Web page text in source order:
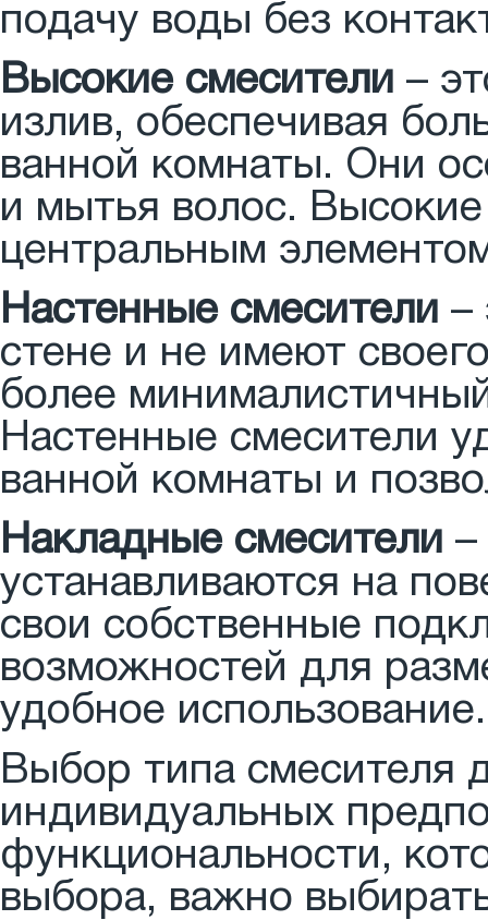
подачу воды без
Высокие смесители –
излив, обеспечивая
ванной комнаты. Они
и мытья волос.
центральным
Настенные смесители –
стене и не имеют
более
Настенные смесители
ванной комнаты и
Накладные смесители –
устанавливаются на
свои собственные
возможностей для
удобное использование.
Выбор типа смесителя
индивидуальных
функциональности,
выбора, важно